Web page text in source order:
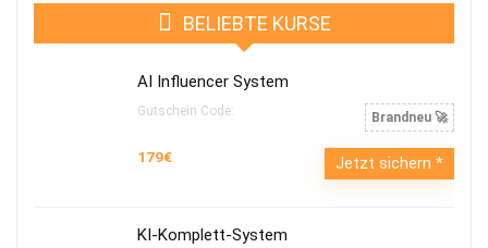
BELIEBTE KURSE
AI Influencer System
Gutschein Code: Brandneu 🚀
179€ Jetzt sichern
KI-Komplett-System